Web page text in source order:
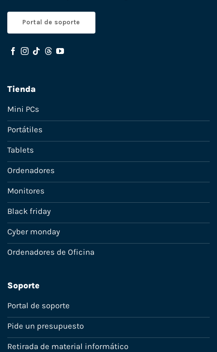
Portal de soporte
Tienda
Mini PCs
Portátiles
Tablets
Ordenadores
Monitores
Black friday
Cyber monday
Ordenadores de Oficina
Soporte
Portal de soporte
Pide un presupuesto
Retirada de material informático